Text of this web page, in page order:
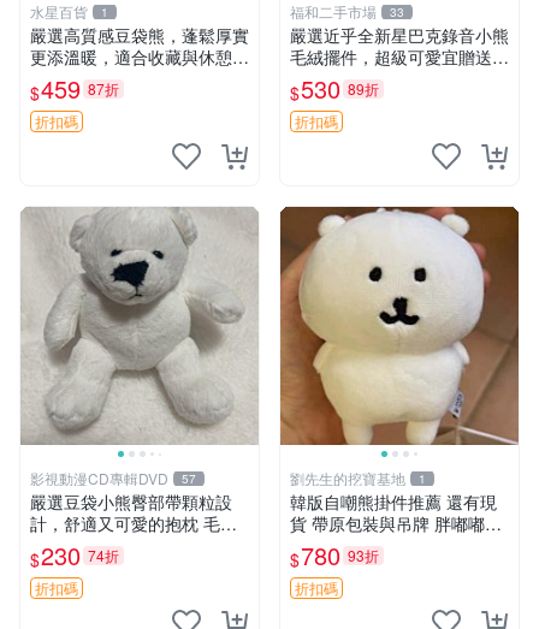
水星百貨 1
嚴選高質感豆袋熊，蓬鬆厚實
更添溫暖，適合收藏與休憩。
前胸填充飽滿，背部亦具優雅
設計。 豆袋熊 保暖 溫柔 蓬
松
$459 87折
折扣碼
福和二手市場 33
嚴選近乎全新星巴克錄音小熊
毛絨擺件，超級可愛宜贈送掛
飾 錄音小熊 毛絨擺件 贈品
$530 89折
折扣碼
影視動漫CD專輯DVD 57
嚴選豆袋小熊臀部帶顆粒設
計，舒適又可愛的抱枕 毛絨
抱枕、臀部按摩、坐墊
$230 74折
折扣碼
劉先生的挖寶基地 1
韓版自嘲熊掛件推薦 還有現
貨 帶原包裝與吊牌 胖嘟嘟超
可愛 毛絨手感佳 小熊掛件 自
嘲抱枕 小熊抱枕
$780 93折
折扣碼